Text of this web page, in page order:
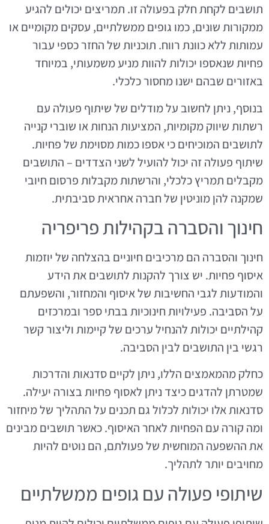
תושבים לקחת חלק בפעולה זו. תמריצים יכולים להגיע
ממקורות שונים, כמו גופים ממשלתיים, עסקים מקומיים או
עמותות ללא כוונת רווח. תוכניות של החזר כספי עבור
פחיות שנאספו יכולות להוות מניע משמעותי, במיוחד
באזורים שבהם ישנו מחסור כלכלי.
בנוסף, ניתן לחשוב על מודלים של שיתוף פעולה עם
רשתות שיווק מקומיות, המציעות הנחות או שוברי קנייה
לתושבים המוכיחים כי אספו כמות מסוימת של פחיות.
שיתוף פעולה זה יכול להועיל לשני הצדדים – התושבים
מקבלים תמריץ כלכלי, והרשתות מקבלות פרסום חיובי
שמקנה להן מוניטין של חברה אחראית סביבתית.
חינוך והסברה בקהילות פריפריה
חינוך והסברה הם מרכיבים חיוניים בהצלחה של יוזמות
איסוף פחיות. יש צורך להקנות לתושבים את הידע
והמודעות לגבי החשיבות של איסוף והמחזור, והשפעתם
על הסביבה. פעילויות חינוכיות בבתי ספר ובמרכזים
קהילתיים יכולות להנחיל ערכים של קיימות וליצור קשר
רגשי בין התושבים לבין הסביבה.
כחלק מהמאמצים הללו, ניתן לקיים סדנאות והדרכות
שמטרתן להדגים כיצד ניתן לאסוף פחיות בצורה יעילה.
סדנאות אלו יכולות לכלול גם תכנים על התהליך של מיחזור
ומה קורה עם הפחיות לאחר האיסוף. כאשר תושבים מבינים
את ההשפעה המוחשית של פעולתם, הם נוטים להיות
מחויבים יותר לתהליך.
שיתופי פעולה עם גופים ממשלתיים